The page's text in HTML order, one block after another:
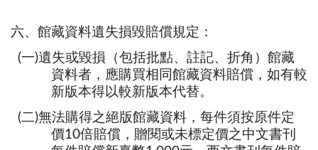
六、館藏資料遺失損毀賠償規定：
(一)遺失或毀損（包括批點、註記、折角）館藏
資料者，應購買相同館藏資料賠償，如有較
新版本得以較新版本代替。
(二)無法購得之絕版館藏資料，每件須按原件定
價10倍賠償，贈閱或未標定價之中文書刊